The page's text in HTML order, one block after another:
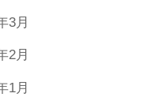
3月
2月
1月